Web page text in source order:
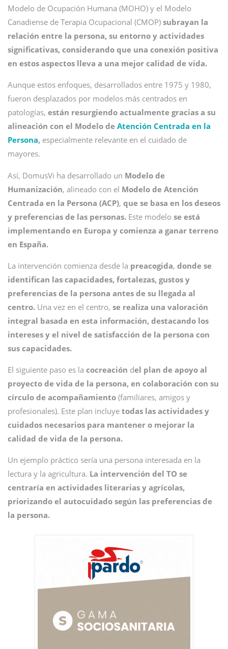
Modelo de Ocupación Humana (MOHO) y el Modelo
Canadiense de Terapia Ocupacional (CMOP) subrayan la
relación entre la persona, su entorno y actividades
significativas, considerando que una conexión positiva
en estos aspectos lleva a una mejor calidad de vida.
Aunque estos enfoques, desarrollados entre 1975 y 1980,
fueron desplazados por modelos más centrados en
patologías, están resurgiendo actualmente gracias a su
alineación con el Modelo de Atención Centrada en la
Persona, especialmente relevante en el cuidado de
mayores.
Así, DomusVi ha desarrollado un Modelo de
Humanización, alineado con el Modelo de Atención
Centrada en la Persona (ACP), que se basa en los deseos
y preferencias de las personas. Este modelo se está
implementando en Europa y comienza a ganar terreno
en España.
La intervención comienza desde la preacogida, donde se
identifican las capacidades, fortalezas, gustos y
preferencias de la persona antes de su llegada al
centro. Una vez en el centro, se realiza una valoración
integral basada en esta información, destacando los
intereses y el nivel de satisfacción de la persona con
sus capacidades.
El siguiente paso es la cocreación del plan de apoyo al
proyecto de vida de la persona, en colaboración con su
círculo de acompañamiento (familiares, amigos y
profesionales). Este plan incluye todas las actividades y
cuidados necesarios para mantener o mejorar la
calidad de vida de la persona.
Un ejemplo práctico sería una persona interesada en la
lectura y la agricultura. La intervención del TO se
centraría en actividades literarias y agrícolas,
priorizando el autocuidado según las preferencias de
la persona.